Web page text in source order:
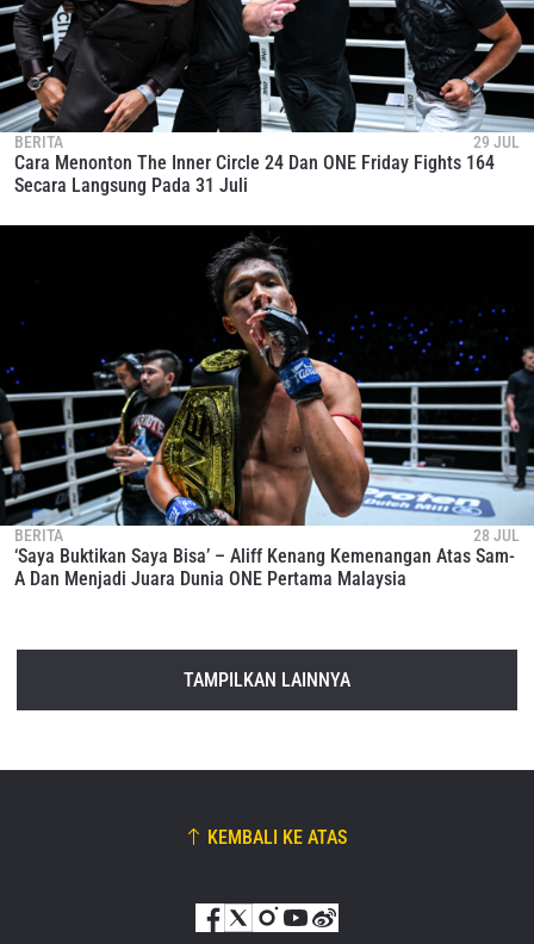
BERITA 29 JUL
Cara Menonton The Inner Circle 24 Dan ONE Friday Fights 164
Secara Langsung Pada 31 Juli
BERITA 28 JUL
‘Saya Buktikan Saya Bisa’ – Aliff Kenang Kemenangan Atas Sam-
A Dan Menjadi Juara Dunia ONE Pertama Malaysia
TAMPILKAN LAINNYA
KEMBALI KE ATAS